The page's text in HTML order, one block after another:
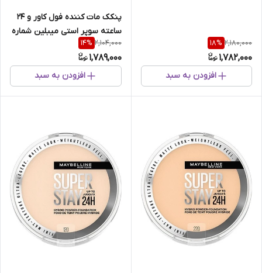
2,180,000
18%
1,782,000
افزودن به سبد
پنکک مات کننده فول کاور و 24
ساعته سوپر استی میبلین شماره
112
2,104,000
14%
1,789,000
افزودن به سبد